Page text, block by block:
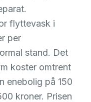
flyttevask i
per
stand. Det
koster omtrent
enebolig på 150
kroner. Prisen